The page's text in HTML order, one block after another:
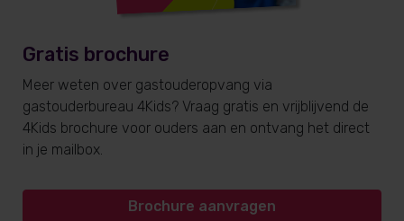
Gratis brochure
Meer weten over gastouderopvang via
gastouderbureau 4Kids? Vraag gratis en vrijblijvend de
4Kids brochure voor ouders aan en ontvang het direct
in je mailbox.
Brochure aanvragen